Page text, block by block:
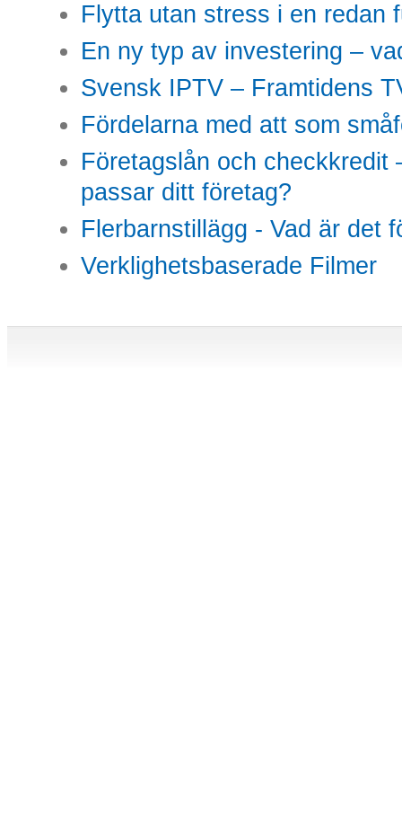
Flytta utan stress i en redan
En ny typ av investering –
Svensk IPTV – Framtidens
Fördelarna med att som
Företagslån och checkkredit
passar ditt företag?
Flerbarnstillägg - Vad är det
Verklighetsbaserade Filmer